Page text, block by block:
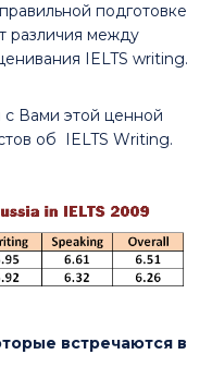
подготовке
различия между
IELTS writing.
Вами этой ценной
об IELTS Writing.
встречаются в